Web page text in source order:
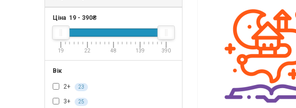
Ціна 19 - 390₴
19 22 48 139 390
Вік
2+ 23
3+ 25